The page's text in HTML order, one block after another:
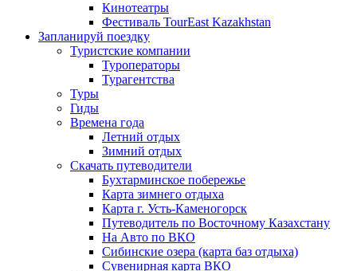
Кинотеатры
Фестиваль TourEast Kazakhstan
Запланируй поездку
Туристские компании
Туроператоры
Турагентства
Туры
Гиды
Времена года
Летний отдых
Зимний отдых
Скачать путеводители
Бухтарминское побережье
Карта зимнего отдыха
Карта г. Усть-Каменогорск
Путеводитель по Восточному Казахстану
На Авто по ВКО
Сибинские озера (карта баз отдыха)
Сувенирная карта ВКО